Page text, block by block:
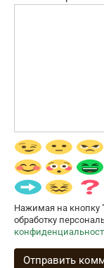
Нажимая на кнопку
обработку